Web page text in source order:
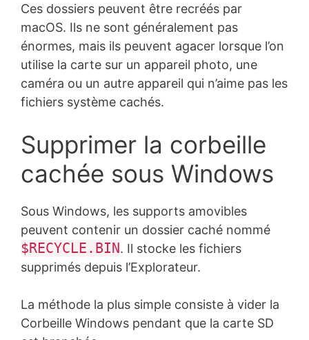
Ces dossiers peuvent être recréés par
macOS. Ils ne sont généralement pas
énormes, mais ils peuvent agacer lorsque l’on
utilise la carte sur un appareil photo, une
caméra ou un autre appareil qui n’aime pas les
fichiers système cachés.
Supprimer la corbeille
cachée sous Windows
Sous Windows, les supports amovibles
peuvent contenir un dossier caché nommé
$RECYCLE.BIN. Il stocke les fichiers
supprimés depuis l’Explorateur.
La méthode la plus simple consiste à vider la
Corbeille Windows pendant que la carte SD